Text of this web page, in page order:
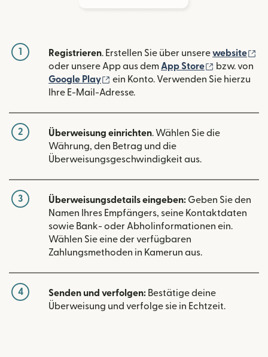
1 Registrieren. Erstellen Sie über unserewebsite
oder unsere App aus dem App Store (wird in
bzw. von
Google Play
(wird in einem neuen Fenster
ein Konto. Verwenden Sie hierzu
Ihre E-Mail-Adresse.
2 Überweisung einrichten. Wählen Sie die
Währung, den Betrag und die
Überweisungsgeschwindigkeit aus.
3 Überweisungsdetails eingeben: Geben Sie den
Namen Ihres Empfängers, seine Kontaktdaten
sowie Bank- oder Abholinformationen ein.
Wählen Sie eine der verfügbaren
Zahlungsmethoden in Kamerun aus.
4 Senden und verfolgen: Bestätige deine
Überweisung und verfolge sie in Echtzeit.